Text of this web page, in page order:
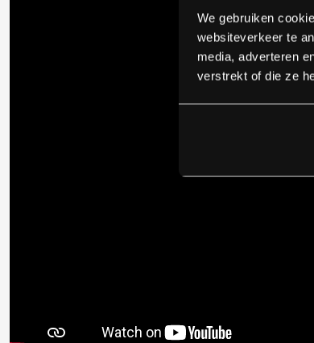
We gebruiken
websiteverkeer te
media, adverteren
verstrekt of die ze